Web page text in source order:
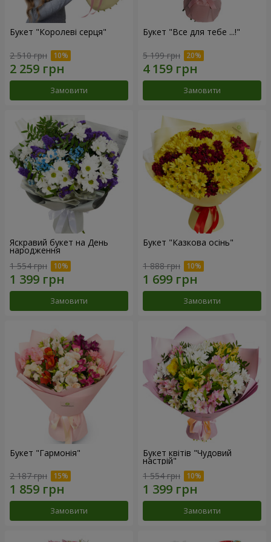
Букет "Королеві серця"
2 510 грн
Замовити
Букет "Все для тебе ...!"
5 199 грн
Замовити
Яскравий букет на День
народження
1 554 грн
Замовити
Букет "Казкова осінь"
1 888 грн
Замовити
Букет "Гармонія"
2 187 грн
Замовити
Букет квітів "Чудовий
настрій"
1 554 грн
Замовити